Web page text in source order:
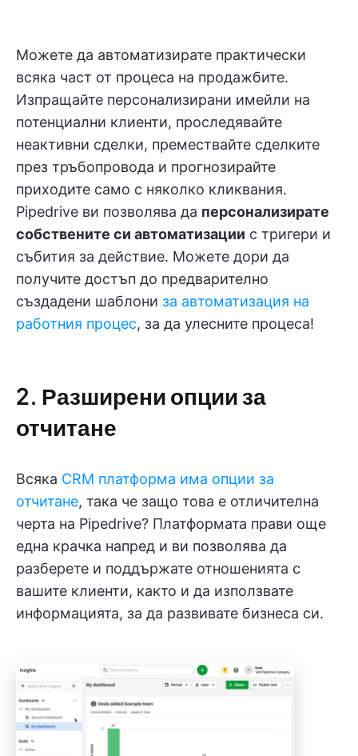
Можете да автоматизирате практически
всяка част от процеса на продажбите.
Изпращайте персонализирани имейли на
потенциални клиенти, проследявайте
неактивни сделки, премествайте сделките
през тръбопровода и прогнозирайте
приходите само с няколко кликвания.
Pipedrive ви позволява да персонализирате
собствените си автоматизации с тригери и
събития за действие. Можете дори да
получите достъп до предварително
създадени шаблони за автоматизация на
работния процес, за да улесните процеса!
2. Разширени опции за
отчитане
Всяка CRM платформа има опции за
отчитане, така че защо това е отличителна
черта на Pipedrive? Платформата прави още
една крачка напред и ви позволява да
разберете и поддържате отношенията с
вашите клиенти, както и да използвате
информацията, за да развивате бизнеса си.